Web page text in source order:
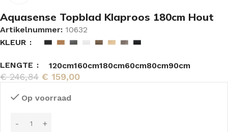
Aquasense Topblad Klaproos 180cm Hout
Artikelnummer: 10632
KLEUR
LENGTE 120cm160cm180cm60cm80cm90cm
€246,84 € 159,00
Op voorraad